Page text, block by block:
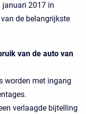
januari 2017 in
de belangrijkste
van de auto van
worden met ingang
verlaagde bijtelling